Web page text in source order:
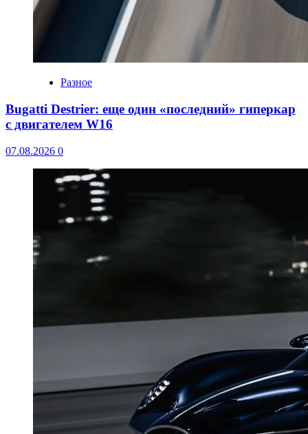
Разное
Bugatti Destrier: еще один «последний» гиперкар
с двигателем W16
07.08.2026 0